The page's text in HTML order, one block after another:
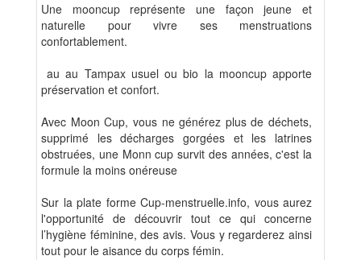
Une mooncup représente une façon jeune et
naturelle pour vivre ses menstruations
confortablement.
au au Tampax usuel ou bio la mooncup apporte
préservation et confort.
Avec Moon Cup, vous ne générez plus de déchets,
supprimé les décharges gorgées et les latrines
obstruées, une Monn cup survit des années, c'est la
formule la moins onéreuse
Sur la plate forme Cup-menstruelle.info, vous aurez
l'opportunité de découvrir tout ce qui concerne
l’hygiène féminine, des avis. Vous y regarderez ainsi
tout pour le aisance du corps fémin.